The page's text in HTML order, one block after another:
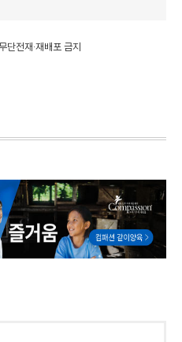
전재·재배포 금지